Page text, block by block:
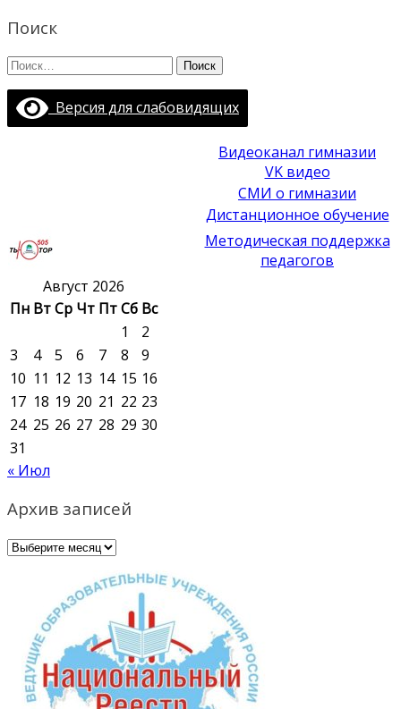
Поиск
Найти:
Версия для слабовидящих
Видеоканал гимназии
VK видео
СМИ о гимназии
Дистанционное обучение
Методическая поддержка
педагогов
Август 2026
Пн ВтСр Чт ПтСб Вс
1
2
3
4 5 6 7 8
9
10 11 12 13 14 15 16
17 18 19 20 21 22 23
24 25 26 27 28 29 30
31
« Июл
Архив записей
Архив